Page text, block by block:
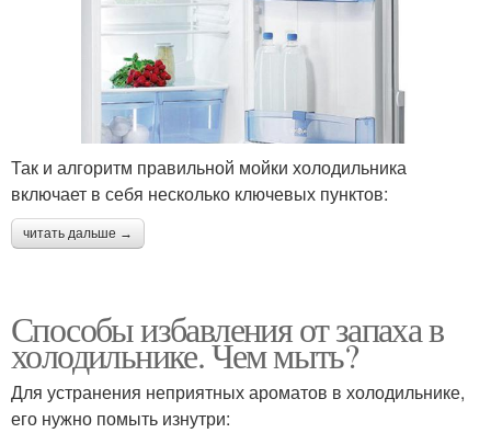
Так и алгоритм правильной мойки холодильника
включает в себя несколько ключевых пунктов:
читать дальше →
Способы избавления от запаха в
холодильнике. Чем мыть?
Для устранения неприятных ароматов в холодильнике,
его нужно помыть изнутри: